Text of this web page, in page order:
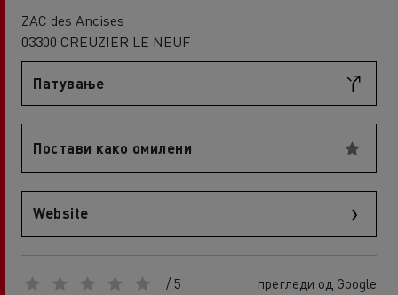
ZAC des Ancises
03300 CREUZIER LE NEUF
Патување
Постави како омилени
Website
/ 5 прегледи од Google